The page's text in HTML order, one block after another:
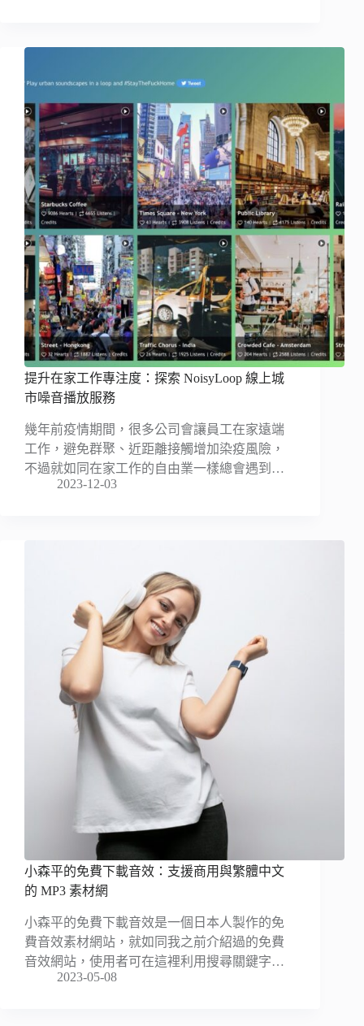
提升在家工作專注度：探索 NoisyLoop 線上城
市噪音播放服務
幾年前疫情期間，很多公司會讓員工在家遠端
工作，避免群聚、近距離接觸增加染疫風險，
不過就如同在家工作的自由業一樣總會遇到…
2023-12-03
小森平的免費下載音效：支援商用與繁體中文
的 MP3 素材網
小森平的免費下載音效是一個日本人製作的免
費音效素材網站，就如同我之前介紹過的免費
音效網站，使用者可在這裡利用搜尋關鍵字…
2023-05-08